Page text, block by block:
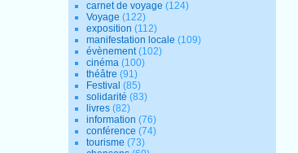
carnet de voyage (124)
Voyage (122)
exposition (112)
manifestation locale (109)
évènement(102)
cinéma (100)
théâtre (91)
Festival (85)
solidarité (83)
livres (82)
information (76)
conférence (74)
tourisme (73)